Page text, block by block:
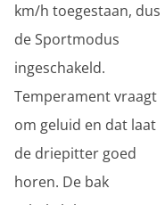
km/h toegestaan, dus
de Sportmodus
ingeschakeld.
Temperament vraagt
om geluid en dat laat
de driepitter goed
horen. De bak